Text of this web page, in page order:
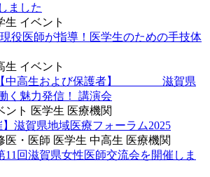
ました
生 イベント
現役医師が指導！医学生のための手技体
生 イベント
【中高生および保護者】 滋賀県
く魅力発信！ 講演会
ント 医学生 医療機関
】滋賀県地域医療フォーラム2025
医・医師 医学生 中高生 医療機関
11回滋賀県女性医師交流会を開催しま